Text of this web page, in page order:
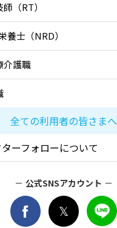
（RT）
養士（NRD）
介護職
全ての利用者の皆さまへ
ーフォローについて
公式SNSアカウント